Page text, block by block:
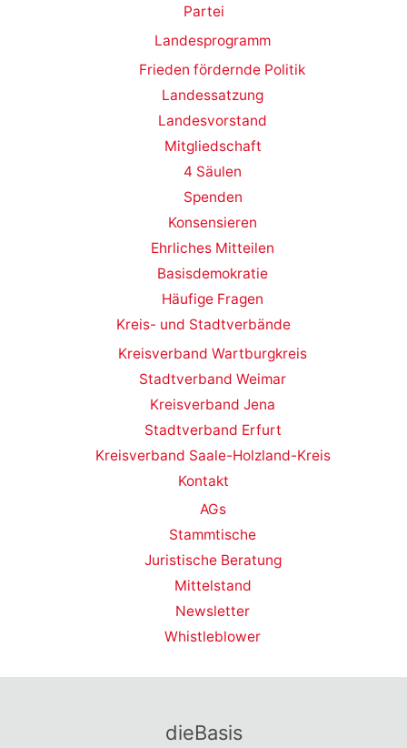
Partei
Landesprogramm
Frieden fördernde Politik
Landessatzung
Landesvorstand
Mitgliedschaft
4 Säulen
Spenden
Konsensieren
Ehrliches Mitteilen
Basisdemokratie
Häufige Fragen
Kreis- und Stadtverbände
Kreisverband Wartburgkreis
Stadtverband Weimar
Kreisverband Jena
Stadtverband Erfurt
Kreisverband Saale-Holzland-Kreis
Kontakt
AGs
Stammtische
Juristische Beratung
Mittelstand
Newsletter
Whistleblower
dieBasis